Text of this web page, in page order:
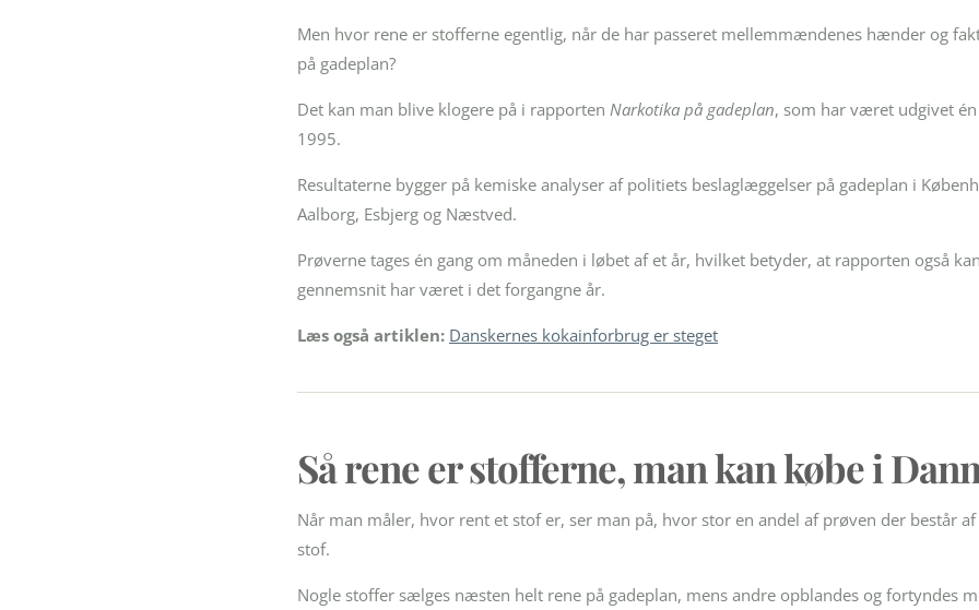
Men hvor rene er stofferne egentlig, når de har passeret mellemmændenes hænder og
på gadeplan?
Det kan man blive klogere på i rapporten Narkotika på gadeplan, som har været udgivet
1995.
Resultaterne bygger på kemiske analyser af politiets beslaglæggelser på gadeplan i
Aalborg, Esbjerg og Næstved.
Prøverne tages én gang om måneden i løbet af et år, hvilket betyder, at rapporten også
gennemsnit har været i det forgangne år.
Læs også artiklen: Danskernes kokainforbrug er steget
Så rene er stofferne, man kan købe i
Når man måler, hvor rent et stof er, ser man på, hvor stor en andel af prøven der består
stof.
Nogle stoffer sælges næsten helt rene på gadeplan, mens andre opblandes og fortyndes